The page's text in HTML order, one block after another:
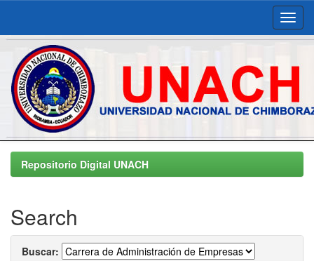
Skip
navigationRepositorio Digital UNACH
Search
Buscar: